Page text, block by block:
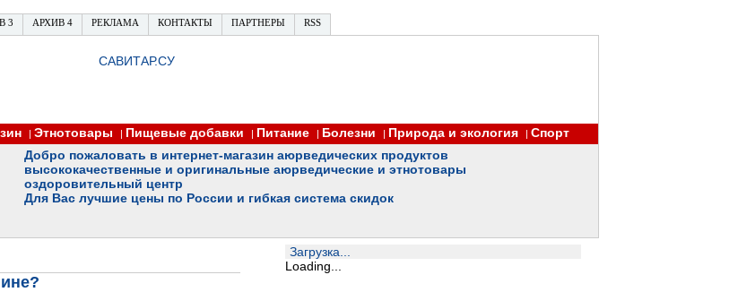
3 АРХИВ 4 РЕКЛАМА КОНТАКТЫ ПАРТНЕРЫ RSS
САВИТАР.СУ
| Этнотовары | Пищевые добавки | Питание | Болезни | Природа и экология | Спорт
Добро пожаловать в интернет-магазин аюрведических продуктов
высококачественные и оригинальные аюрведические и этнотовары
оздоровительный центр
Для Вас лучшие цены по России и гибкая система скидок
Загрузка...
Loading...